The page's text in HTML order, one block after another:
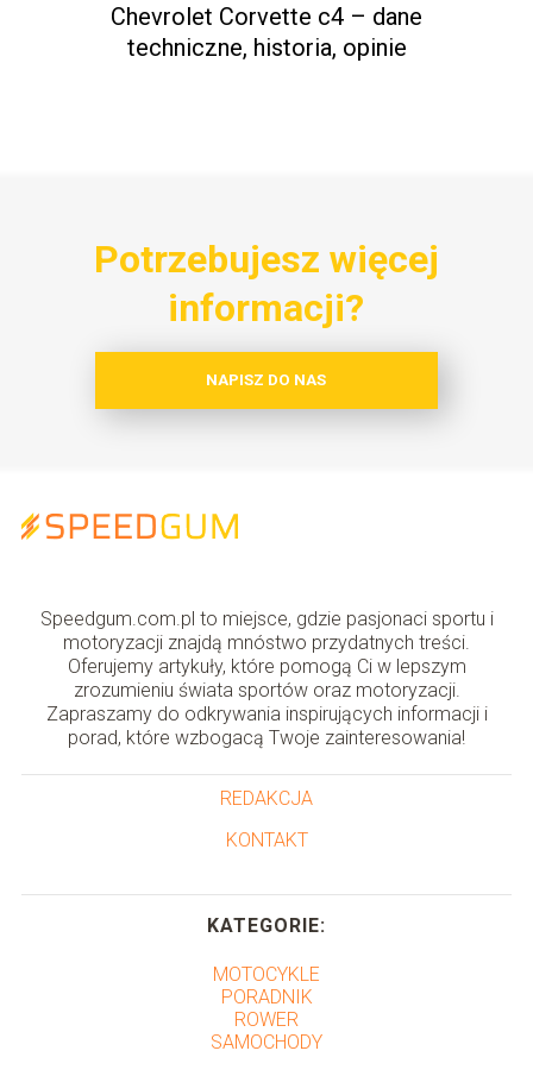
Chevrolet Corvette c4 – dane
techniczne, historia, opinie
Potrzebujesz więcej
informacji?
NAPISZ DO NAS
Speedgum.com.pl to miejsce, gdzie pasjonaci sportu i
motoryzacji znajdą mnóstwo przydatnych treści.
Oferujemy artykuły, które pomogą Ci w lepszym
zrozumieniu świata sportów oraz motoryzacji.
Zapraszamy do odkrywania inspirujących informacji i
porad, które wzbogacą Twoje zainteresowania!
REDAKCJA
KONTAKT
KATEGORIE:
MOTOCYKLE
PORADNIK
ROWER
SAMOCHODY